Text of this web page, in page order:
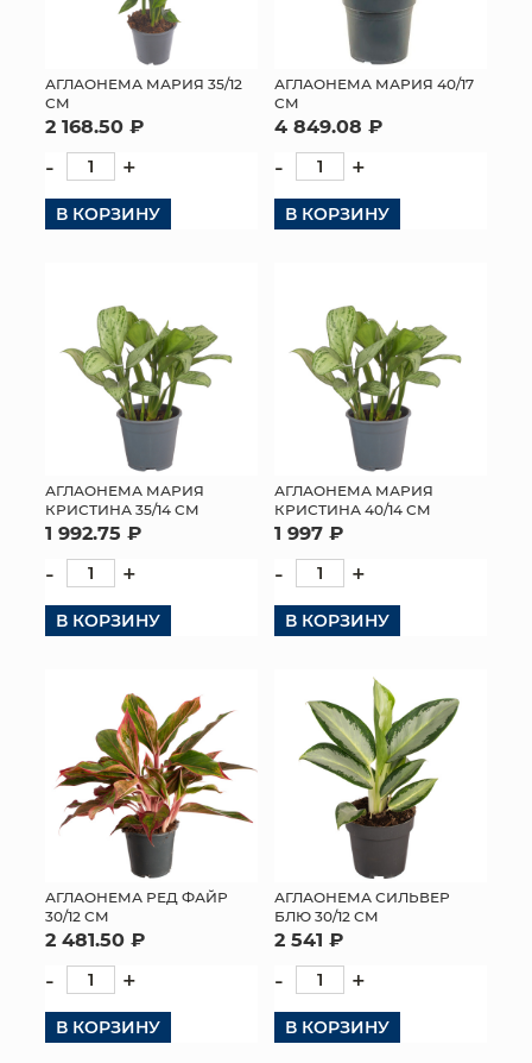
АГЛАОНЕМА МАРИЯ 35/12
СМ
2 168.50 ₽
- +
В КОРЗИНУ
АГЛАОНЕМА МАРИЯ 40/17
СМ
4 849.08 ₽
- +
В КОРЗИНУ
АГЛАОНЕМА МАРИЯ
КРИСТИНА 35/14 СМ
1 992.75 ₽
- +
В КОРЗИНУ
АГЛАОНЕМА МАРИЯ
КРИСТИНА 40/14 СМ
1 997 ₽
- +
В КОРЗИНУ
АГЛАОНЕМА РЕД ФАЙР
30/12 СМ
2 481.50 ₽
- +
В КОРЗИНУ
АГЛАОНЕМА СИЛЬВЕР
БЛЮ 30/12 СМ
2 541 ₽
- +
В КОРЗИНУ